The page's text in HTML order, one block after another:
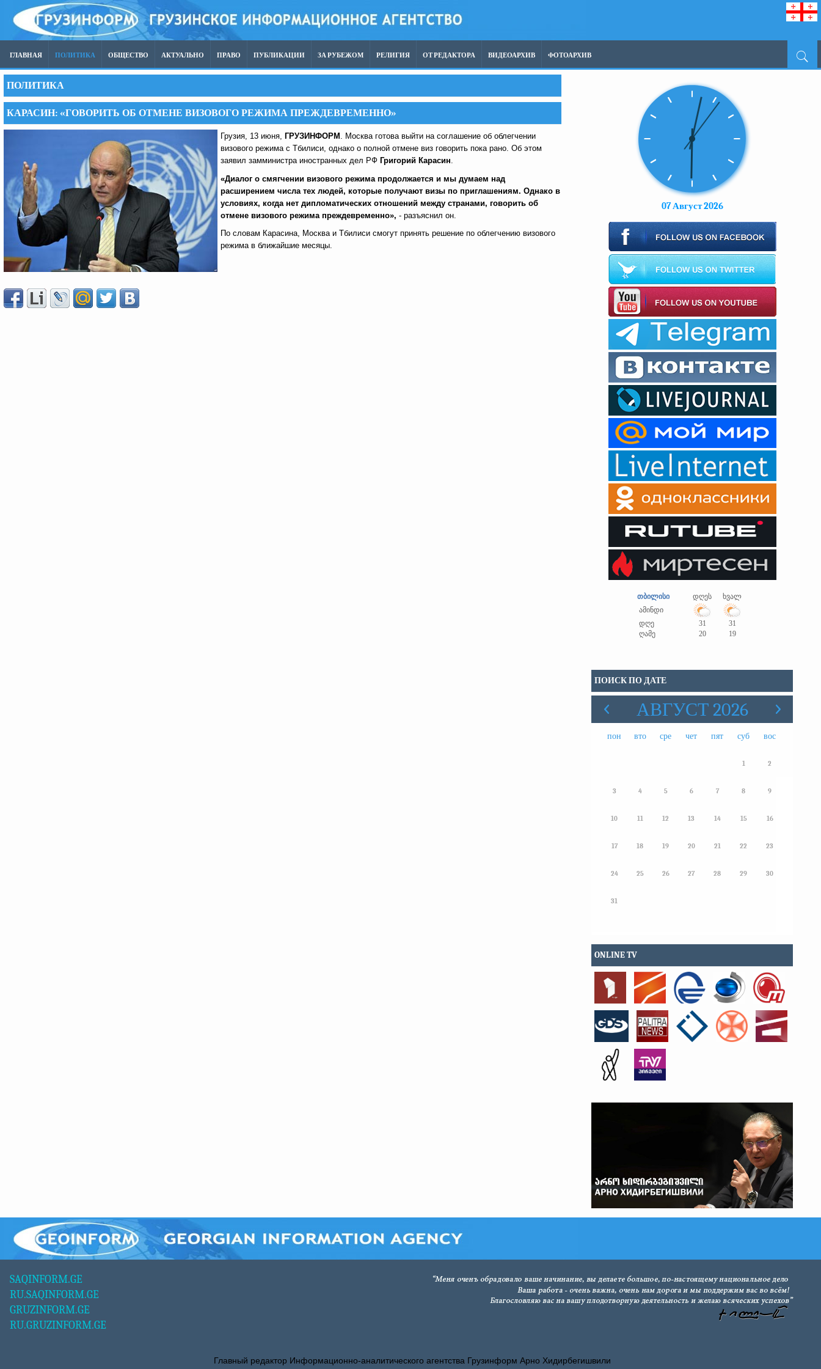
ГЛАВНАЯ ПОЛИТИКА ОБЩЕСТВО АКТУАЛЬНО ПРАВО ПУБЛИКАЦИИ ЗА РУБЕЖОМ РЕЛИГИЯ ОТ РЕДАКТОРА ВИДЕОАРХИВ ФОТОАРХИВ
ПОЛИТИКА
КАРАСИН: «ГОВОРИТЬ ОБ ОТМЕНЕ ВИЗОВОГО РЕЖИМА ПРЕЖДЕВРЕМЕННО»
Грузия, 13 июня, ГРУЗИНФОРМ . Москва готова выйти на соглашение об облегчении
визового режима с Тбилиси, однако о полной отмене виз говорить пока рано. Об этом
заявил замминистра иностранных дел РФ Григорий Карасин.
«Диалог о смягчении визового режима продолжается и мы думаем над
расширением числа тех людей, которые получают визы по приглашениям. Однако в
условиях, когда нет дипломатических отношений между странами, говорить об
отмене визового режима преждевременно», - разъяснил он.
По словам Карасина, Москва и Тбилиси смогут принять решение по облегчению визового
режима в ближайшие месяцы.
07 Август 2026
თბილისი დღეს
ხვალ
ამინდი
დღე
31
31
ღამე
20 19
ПОИСК ПО ДАТЕ
АВГУСТ 2026
пон вто сре чет пят суб вос
1 2
3 4 5 6 7 8 9
10 11 12 13 14 15 16
17 18 19 20 21 22 23
24 25 26 27 28 29 30
31
ONLINE TV
SAQINFORM.GE
RU.SAQINFORM.GE
GRUZINFORM.GE
RU.GRUZINFORM.GE
Главный редактор Информационно-аналитического агентства Грузинформ Арно Хидирбегишвили